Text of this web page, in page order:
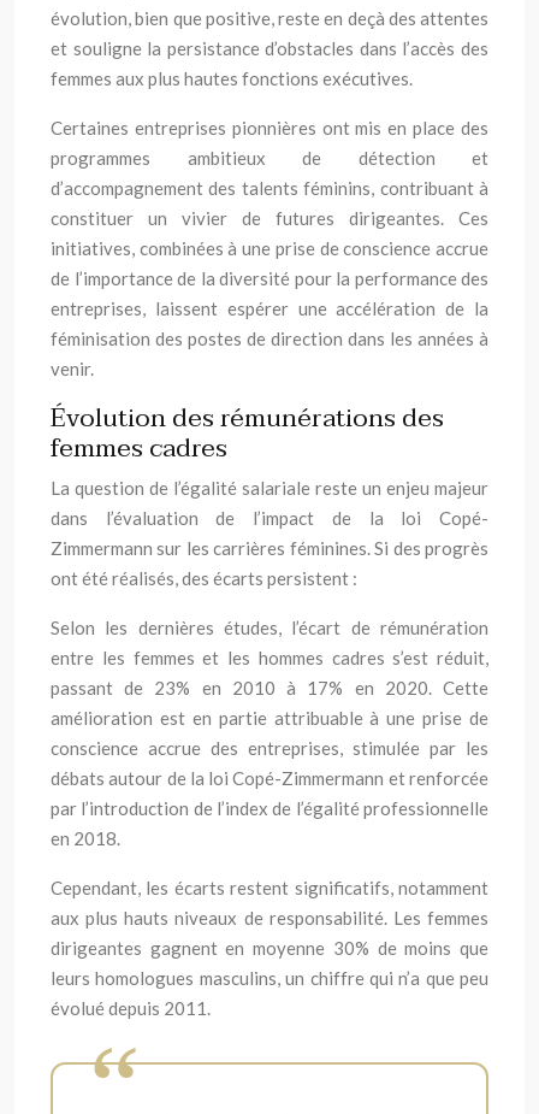
évolution, bien que positive, reste en deçà des attentes
et souligne la persistance d’obstacles dans l’accès des
femmes aux plus hautes fonctions exécutives.
Certaines entreprises pionnières ont mis en place des
programmes ambitieux de détection et
d’accompagnement des talents féminins, contribuant à
constituer un vivier de futures dirigeantes. Ces
initiatives, combinées à une prise de conscience accrue
de l’importance de la diversité pour la performance des
entreprises, laissent espérer une accélération de la
féminisation des postes de direction dans les années à
venir.
Évolution des rémunérations des
femmes cadres
La question de l’égalité salariale reste un enjeu majeur
dans l’évaluation de l’impact de la loi Copé-
Zimmermann sur les carrières féminines. Si des progrès
ont été réalisés, des écarts persistent :
Selon les dernières études, l’écart de rémunération
entre les femmes et les hommes cadres s’est réduit,
passant de 23% en 2010 à 17% en 2020. Cette
amélioration est en partie attribuable à une prise de
conscience accrue des entreprises, stimulée par les
débats autour de la loi Copé-Zimmermann et renforcée
par l’introduction de l’index de l’égalité professionnelle
en 2018.
Cependant, les écarts restent significatifs, notamment
aux plus hauts niveaux de responsabilité. Les femmes
dirigeantes gagnent en moyenne 30% de moins que
leurs homologues masculins, un chiffre qui n’a que peu
évolué depuis 2011.